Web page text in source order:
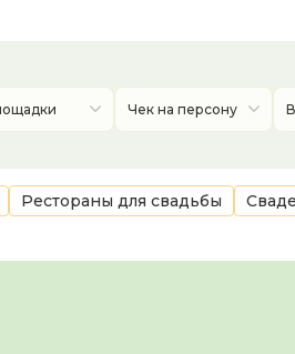
Чек на персону
Рестораны для свадьбы